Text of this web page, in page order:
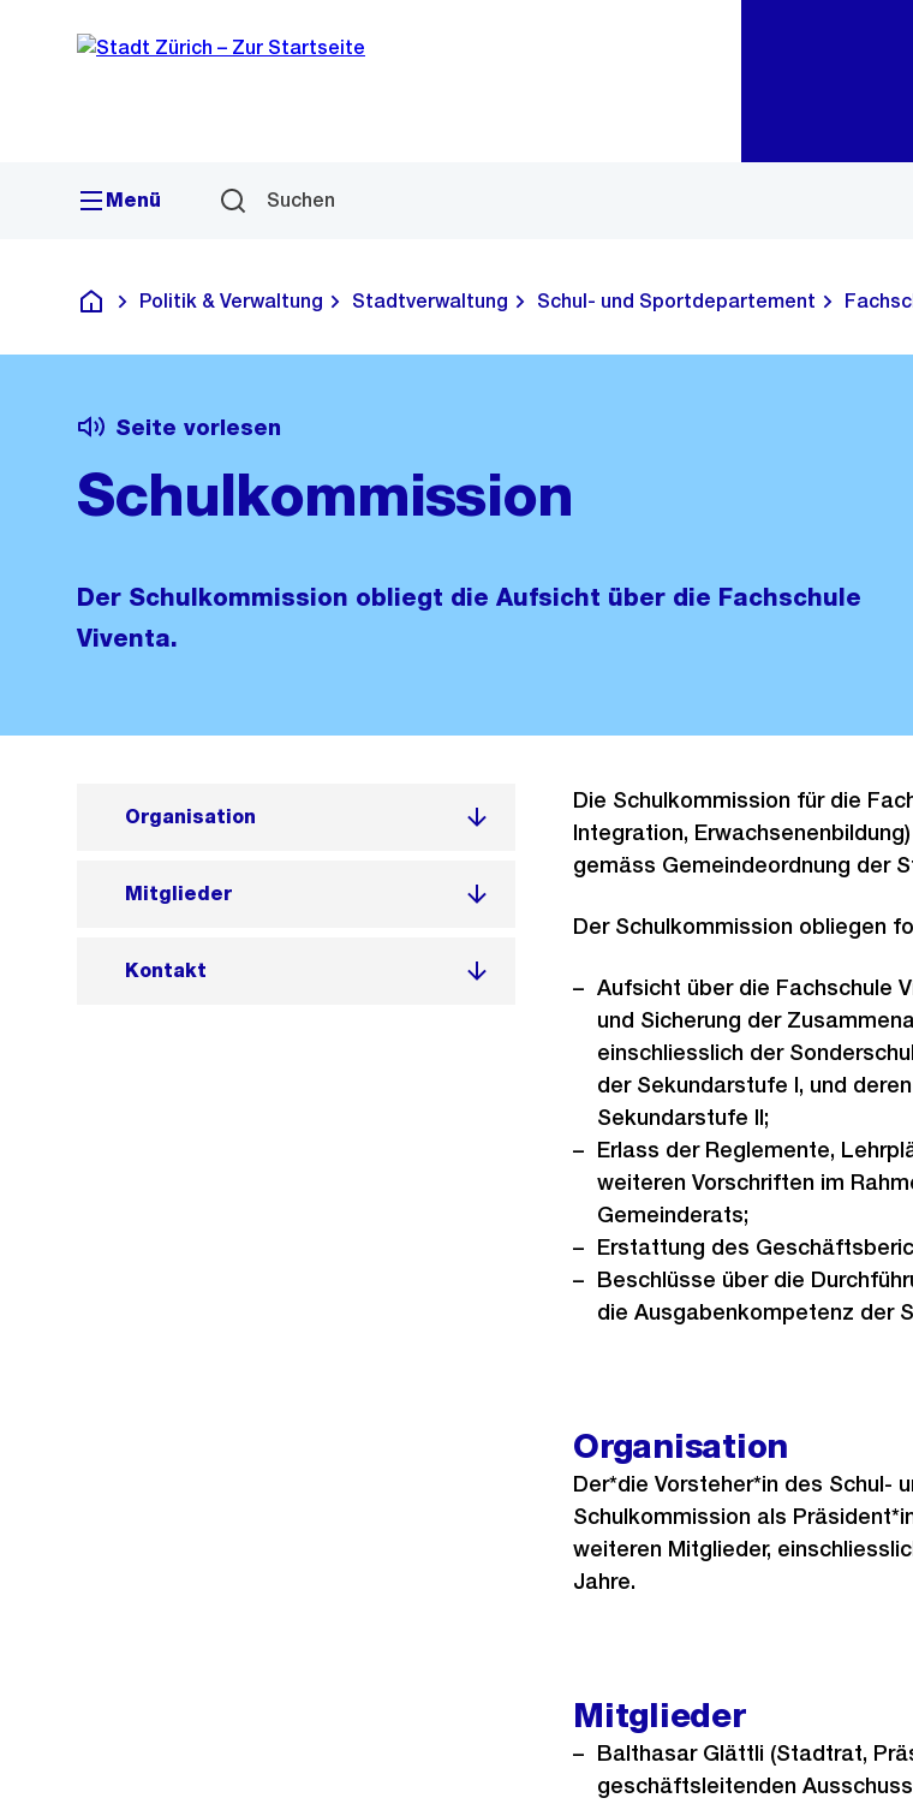
Navigation
Sprunglink
Menü Suchen
Deutsch
Politik & Verwaltung Stadtverwaltung Schul- und Sportdepartement
Seite vorlesen
Schulkommission
Der Schulkommission obliegt die Aufsicht über die Fachschule
Viventa.
Organisation
Mitglieder
Kontakt
Die Schulkommission für die
Integration,
gemäss Gemeindeordnung der
Der Schulkommission obliegen
Aufsicht über die Fachschule
und Sicherung der
einschliesslich der
der Sekundarstufe I, und
Sekundarstufe II;
Erlass der Reglemente,
weiteren Vorschriften im
Gemeinderats;
Erstattung des
Beschlüsse über die
die Ausgabenkompetenz der
Organisation
Der*die Vorsteher*in des Schul-
Schulkommission als
weiteren Mitglieder,
Jahre.
Mitglieder
Balthasar Glättli (Stadtrat,
geschäftsleitenden